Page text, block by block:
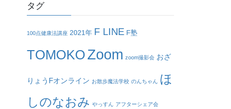
タグ
100点健康法講座 2021年 F LINE F塾
TOMOKO Zoom zoom撮影会 おざ
りょうFオンライン お散歩魔法学校 のんちゃん ほ
しのなおみ やっすん アフターシェア会